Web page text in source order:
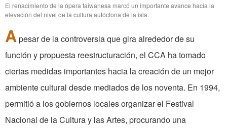
El renacimiento de la ópera taiwanesa marcó un importante avance hacia la
elevación del nivel de la cultura autóctona de la isla.
Apesar de la controversia que gira alrededor de su
función y propuesta reestructuración, el CCA ha tomado
ciertas medidas importantes hacia la creación de un mejor
ambiente cultural desde mediados de los noventa. En 1994,
permitió a los gobiernos locales organizar el Festival
Nacional de la Cultura y las Artes, procurando una